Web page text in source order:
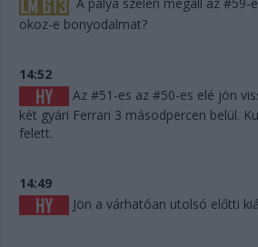
A pálya szélén megáll az #59-
okoz-e bonyodalmat?
14:52
Az #51-es az #50-es elé jön
két gyári Ferrari 3 másodpercen belül.
felett.
14:49
Jön a várhatóan utolsó előtti